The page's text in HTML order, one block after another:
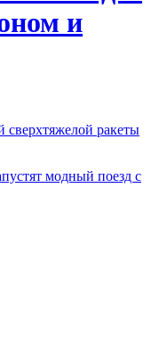
и
сверхтяжелой ракеты
модный поезд с